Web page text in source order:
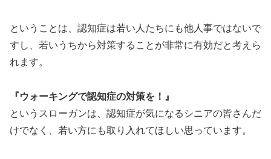
ということは、認知症は若い人たちにも他人事ではないで
すし、若いうちから対策することが非常に有効だと考えら
れます。
『ウォーキングで認知症の対策を！』
というスローガンは、認知症が気になるシニアの皆さんだ
けでなく、若い方にも取り入れてほしい思っています。